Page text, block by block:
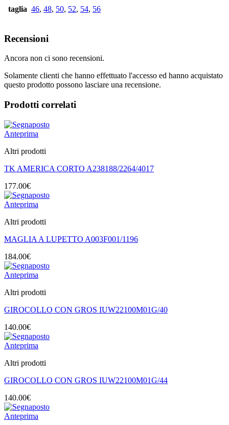
taglia 46, 48, 50, 52, 54, 56
Recensioni
Ancora non ci sono recensioni.
Solamente clienti che hanno effettuato l'accesso ed hanno acquistato
questo prodotto possono lasciare una recensione.
Prodotti correlati
Anteprima
Altri prodotti
TK AMERICA CORTO A238188/2264/4017
177.00€
Anteprima
Altri prodotti
MAGLIA A LUPETTO A003F001/1196
184.00€
Anteprima
Altri prodotti
GIROCOLLO CON GROS IUW22100M01G/40
140.00€
Anteprima
Altri prodotti
GIROCOLLO CON GROS IUW22100M01G/44
140.00€
Anteprima